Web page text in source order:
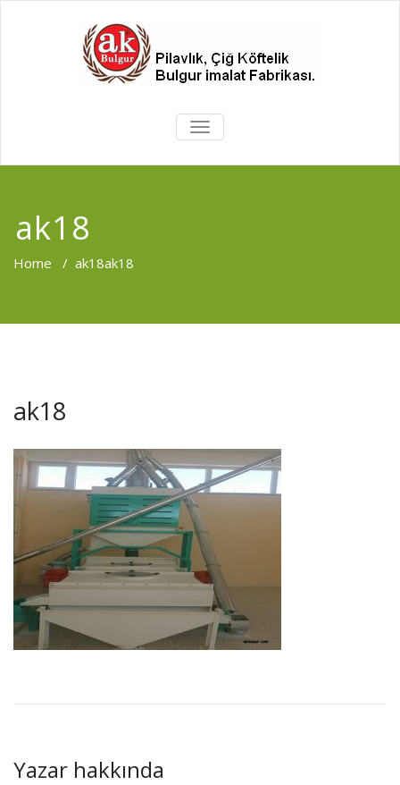
MENÜYÜ
DEĞIŞTIR
ak18
Home / ak18ak18
ak18
Yazar hakkında